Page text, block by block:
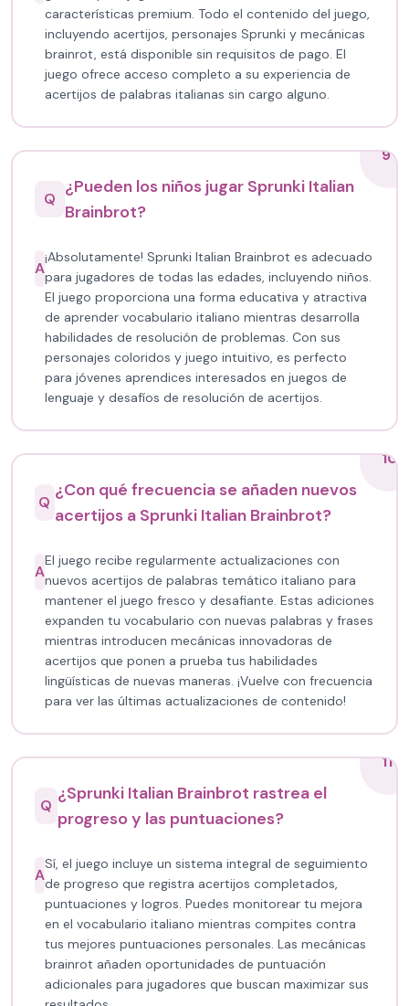
características premium. Todo el contenido del juego,
incluyendo acertijos, personajes Sprunki y mecánicas
brainrot, está disponible sin requisitos de pago. El
juego ofrece acceso completo a su experiencia de
acertijos de palabras italianas sin cargo alguno.
9
Q
¿Pueden los niños jugar Sprunki Italian
Brainbrot?
A
¡Absolutamente! Sprunki Italian Brainbrot es adecuado
para jugadores de todas las edades, incluyendo niños.
El juego proporciona una forma educativa y atractiva
de aprender vocabulario italiano mientras desarrolla
habilidades de resolución de problemas. Con sus
personajes coloridos y juego intuitivo, es perfecto
para jóvenes aprendices interesados en juegos de
lenguaje y desafíos de resolución de acertijos.
10
Q
¿Con qué frecuencia se añaden nuevos
acertijos a Sprunki Italian Brainbrot?
A
El juego recibe regularmente actualizaciones con
nuevos acertijos de palabras temático italiano para
mantener el juego fresco y desafiante. Estas adiciones
expanden tu vocabulario con nuevas palabras y frases
mientras introducen mecánicas innovadoras de
acertijos que ponen a prueba tus habilidades
lingüísticas de nuevas maneras. ¡Vuelve con frecuencia
para ver las últimas actualizaciones de contenido!
11
Q
¿Sprunki Italian Brainbrot rastrea el
progreso y las puntuaciones?
A
Sí, el juego incluye un sistema integral de seguimiento
de progreso que registra acertijos completados,
puntuaciones y logros. Puedes monitorear tu mejora
en el vocabulario italiano mientras compites contra
tus mejores puntuaciones personales. Las mecánicas
brainrot añaden oportunidades de puntuación
adicionales para jugadores que buscan maximizar sus